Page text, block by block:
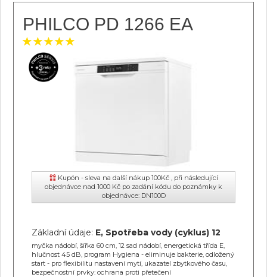
PHILCO PD 1266 EA
Kupón - sleva na další nákup 100Kč , při následující
objednávce nad 1000 Kč po zadání kódu do poznámky k
objednávce: DN100D
Základní údaje: E, Spotřeba vody (cyklus) 12
myčka nádobí, šířka 60 cm, 12 sad nádobí, energetická třída E,
hlučnost 45 dB, program Hygiena - eliminuje bakterie, odložený
start - pro flexibilitu nastavení mytí, ukazatel zbytkového času,
bezpečnostní prvky: ochrana proti přetečení